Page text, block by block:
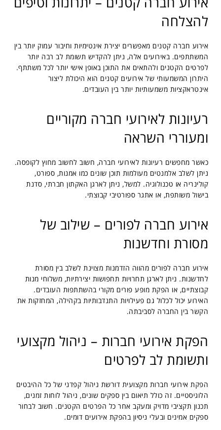
להצלחה
אירוע חברה קטנים מאפשרים יצירת אינטימיות וחיבור עמוק יותר בין
המשתתפים. באירועים אלה, ניתן להקדיש תשומת לב רבה יותר
לפרטים הקטנים ולהתאים את התוכן באופן אישי יותר לכל משתתף.
היתרון המשמעותי של אירועים קטנים הוא היכולת ליצור
אינטראקציות משמעותיות יותר בין העובדים.
רעיונות לאירועי חברה מקוריים
ומעוררי השראה
כאשר מחפשים רעיונות לאירועי חברה, חשוב לחשוב מחוץ לקופסה.
ניתן לשלב אלמנטים מעולמות תוכן שונים כמו אמנות, ספורט,
קולינריה או טכנולוגיה. למשל, ניתן לארגן האקתון חברתי, סדנת
בישול משותפת, או אתגר ספורטיבי קבוצתי.
אירוע חברה לפורים – שילוב של
מסורת וחדשנות
אירוע חברה לפורים מהווה הזדמנות מצוינת לשלב בין מסורת
לחדשנות. ניתן לארגן תחרויות תחפושות יצירתיות, משלוחי מנות
קבוצתיים, או הפקת מופע פורים מקורי בהשתתפות העובדים.
האירוע יכול לכלול גם פעילויות התנדבותיות בקהילה, המחזקות את
הקשר בין החברה לסביבתה.
הפקת אירועי חברות – ניהול מקצועי
ותשומת לב לפרטים
הפקת אירועי חברות מקצועית דורשת ניהול קפדני של כל ההיבטים
הלוגיסטיים. זה כולל תיאום בין ספקים שונים, ניהול לוחות זמנים,
תכנון תקציבי מדויק ומעקב אחר כל הפרטים הקטנים. חשוב לבחור
ספקים אמינים ובעלי ניסיון בהפקת אירועים דומים.